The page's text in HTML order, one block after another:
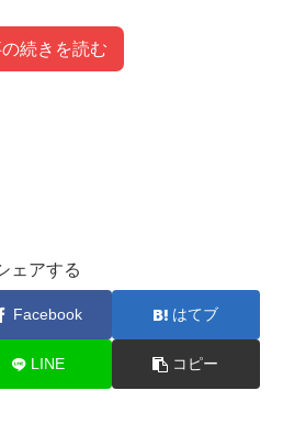
続きを読む
料で提供のからくり
たが、よく考えてみると…twitter
を増やして弱者に対して情報拡
ェアする
Facebook はてブ
LINE コピー